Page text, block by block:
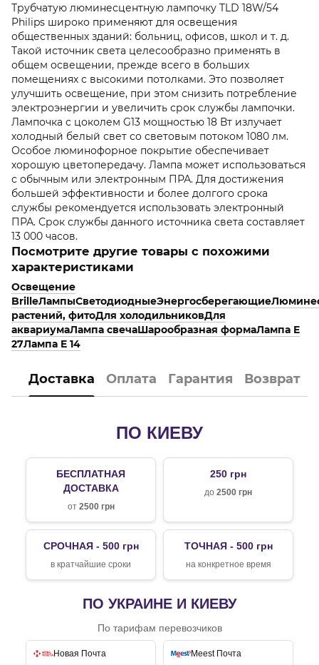
Трубчатую люминесцентную лампочку TLD 18W/54
Philips широко применяют для освещения
общественных зданий: больниц, офисов, школ и т. д.
Такой источник света целесообразно применять в
общем освещении, прежде всего в больших
помещениях с высокими потолками. Это позволяет
улучшить освещение, при этом снизить потребление
электроэнергии и увеличить срок службы лампочки.
Лампочка с цоколем G13 мощностью 18 Вт излучает
холодный белый свет со световым потоком 1080 лм.
Особое люминофорное покрытие обеспечивает
хорошую цветопередачу. Лампа может использоваться
с обычным или электронным ПРА. Для достижения
большей эффективности и более долгого срока
службы рекомендуется использовать электронный
ПРА. Срок службы данного источника света составляет
13 000 часов.
Посмотрите другие товары с похожими
характеристиками
Освещение
BrilleЛампыСветодиодныеЭнергосберегающие
растений, фитоДля холодильниковДля
аквариумаЛампа свечаШарообразная формаЛампа E
27Лампа E 14
Доставка Оплата Гарантия Возврат
ПО КИЕВУ
БЕСПЛАТНАЯ
ДОСТАВКА
от 2500 грн
250 грн
до 2500 грн
СРОЧНАЯ - 500 грн
в кратчайшие сроки
ТОЧНАЯ - 500 грн
на конкретное время
ПО УКРАИНЕ И КИЕВУ
По тарифам перевозчиков
Новая Почта Meest Почта